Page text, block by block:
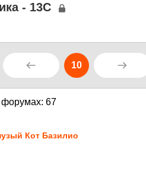
- 13С
10
Кот Базилио